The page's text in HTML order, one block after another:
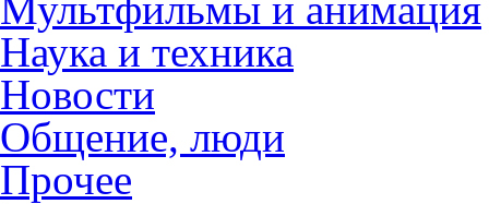
Наука и техника
Новости
Общение, люди
Прочее